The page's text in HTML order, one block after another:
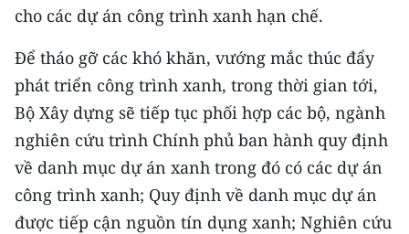
CHUYÊN ĐỀ
CÁC CHUYÊN TRANG
VỀ BÁO NHÂN DÂN
THỜI NAY
NHÂN DÂN CUỐI TUẦN
cho các dự án công trình xanh hạn chế.
Để tháo gỡ các khó khăn, vướng mắc thúc đẩy
phát triển công trình xanh, trong thời gian tới,
Bộ Xây dựng sẽ tiếp tục phối hợp các bộ, ngành
nghiên cứu trình Chính phủ ban hành quy định
về danh mục dự án xanh trong đó có các dự án
công trình xanh; Quy định về danh mục dự án
được tiếp cận nguồn tín dụng xanh; Nghiên cứu